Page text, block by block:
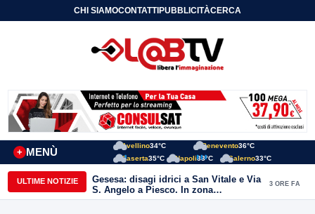
CHI SIAMOCONTATTIPUBBLICITÀCERCA
MENÙ
+
Avellino34°C Benevento36°C
Caserta35°C Napoli33°C Salerno33°C
ULTIME NOTIZIE
Gesesa: disagi idrici a San Vitale e Via
S. Angelo a Piesco. In zona
posizionata l’autobotte
3 ORE FA